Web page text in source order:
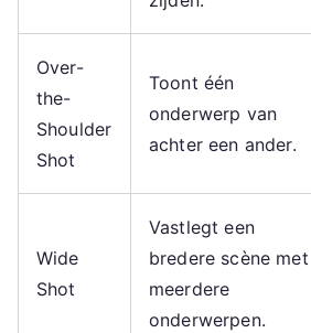
Over-
the-
Shoulder
Shot
Toont één
onderwerp van
achter een ander.
Wide
Shot
Vastlegt een
bredere scène met
meerdere
onderwerpen.